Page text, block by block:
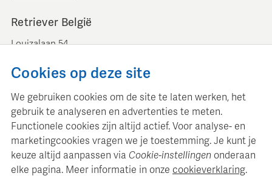
Retriever België
Louizalaan 54
+ 32 (0)2 893 00 52
www.retrievermedia.be
Cookies op deze site
We gebruiken cookies om de site te laten werken, het
gebruik te analyseren en advertenties te meten.
Functionele cookies zijn altijd actief. Voor analyse- en
marketingcookies vragen we je toestemming. Je kunt je
keuze altijd aanpassen via Cookie-instellingen onderaan
elke pagina. Meer informatie in onze cookieverklaring.